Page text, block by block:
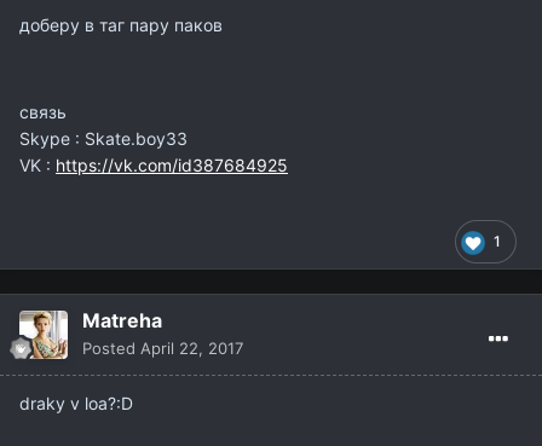
доберу в таг пару паков
связь
Skype : Skate.boy33
VK : https://vk.com/id387684925
1
Matreha
Posted April 22, 2017
draky v loa?:D